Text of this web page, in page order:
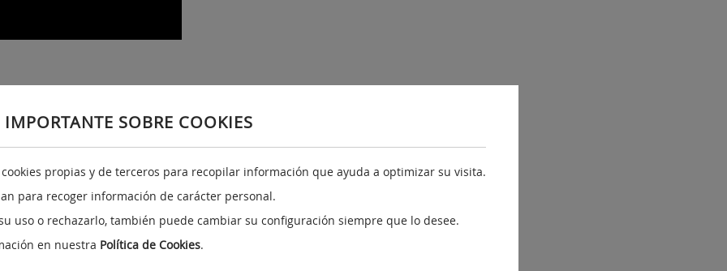
SOBRE COOKIES
propias y de terceros para recopilar información que ayuda a optimizar su visita.
para recoger información de carácter personal.
uso o rechazarlo, también puede cambiar su configuración siempre que lo desee.
en nuestra Política de Cookies.